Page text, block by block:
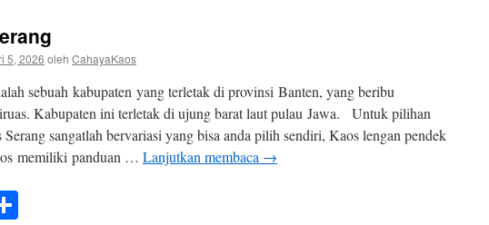
5, 2026 oleh CahayaKaos
sebuah kabupaten yang terletak di provinsi Banten, yang beribu
Kabupaten ini terletak di ujung barat laut pulau Jawa. Untuk pilihan
sangatlah bervariasi yang bisa anda pilih sendiri, Kaos lengan pendek
memiliki panduan … Lanjutkan membaca →